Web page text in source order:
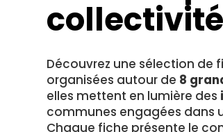
Découvrez une sélection de
organisées autour de 8
elles mettent en lumière des
communes engagées dans
Chaque fiche présente le